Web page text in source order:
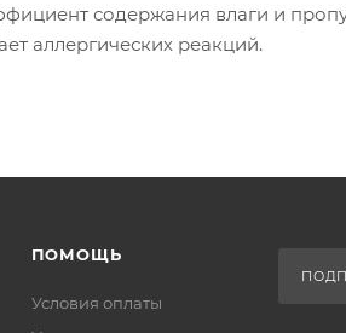
содержания влаги и
аллергических реакций.
ПОМОЩЬ
Условия оплаты